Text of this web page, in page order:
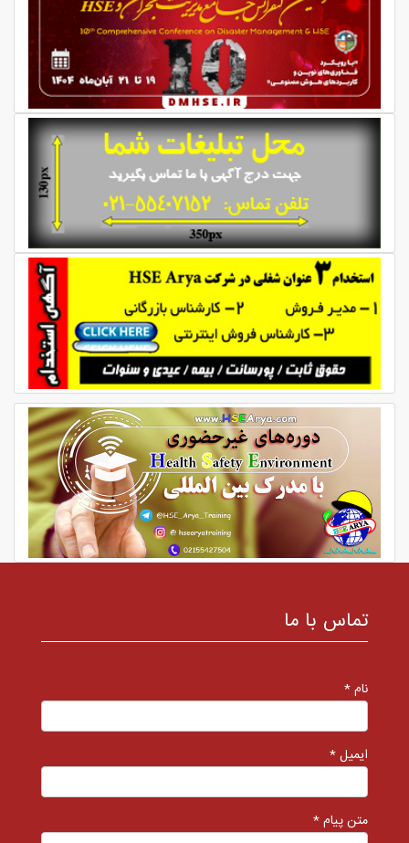
تماس با ما
نام *
ایمیل *
متن پیام *